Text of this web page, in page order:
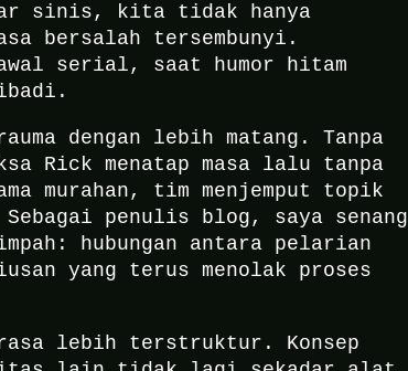
sinis, kita tidak hanya
bersalah tersembunyi.
serial, saat humor hitam
dengan lebih matang. Tanpa
Rick menatap masa lalu tanpa
murahan, tim menjemput topik
penulis blog, saya senang
hubungan antara pelarian
yang terus menolak proses
lebih terstruktur. Konsep